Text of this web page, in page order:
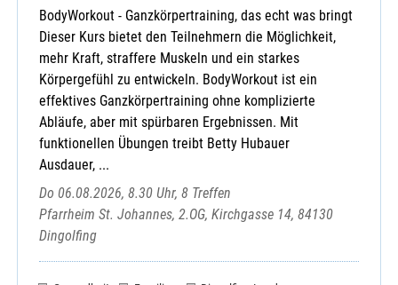
Waidhaus, St. Emmeram
Waldthurn, St. Sebastian
Weiden - Herz Jesu
Weiden - Maria Waldrast
Weiden - St. Elisabeth
Weiden - St. Johannes
Weiden - St. Josef
Weiden - St. Konrad
Weiden-Neunkirchen, St. Dionysius
Weiden-Ost - St. Maria
Weiden-Rothenstadt, St. Marien
BodyWorkout - Ganzkörpertraining, das echt was bringt
Dieser Kurs bietet den Teilnehmern die Möglichkeit,
mehr Kraft, straffere Muskeln und ein starkes
Körpergefühl zu entwickeln. BodyWorkout ist ein
effektives Ganzkörpertraining ohne komplizierte
Abläufe, aber mit spürbaren Ergebnissen. Mit
funktionellen Übungen treibt Betty Hubauer
Ausdauer, ...
Do 06.08.2026, 8.30 Uhr, 8 Treffen
Pfarrheim St. Johannes, 2.OG, Kirchgasse 14, 84130
Dingolfing